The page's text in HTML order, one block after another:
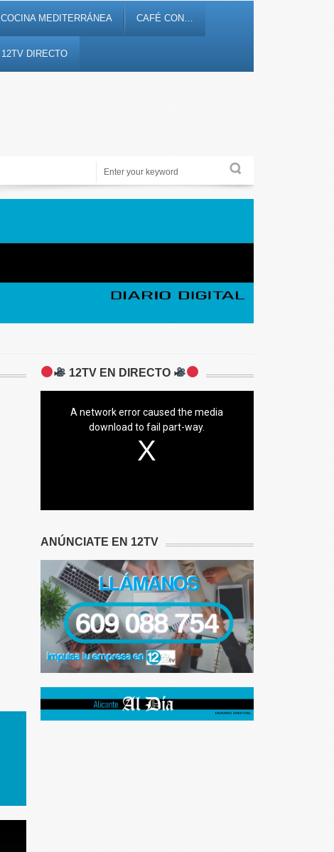
COCINA MEDITERRÁNEA CAFÉ CON…
12TV DIRECTO
Periodismo de proximidad en 12tv.es
12TV EN DIRECTO
A network error caused the media
download to fail part-way.
ANÚNCIATE EN 12TV